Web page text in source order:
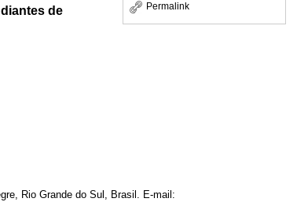
Permalink
de
Rio Grande do Sul, Brasil. E-mail: